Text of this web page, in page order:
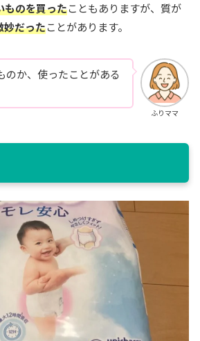
ものを買ったこともありますが、質が
妙だったことがあります。
ふりママ
のか、使ったことがある